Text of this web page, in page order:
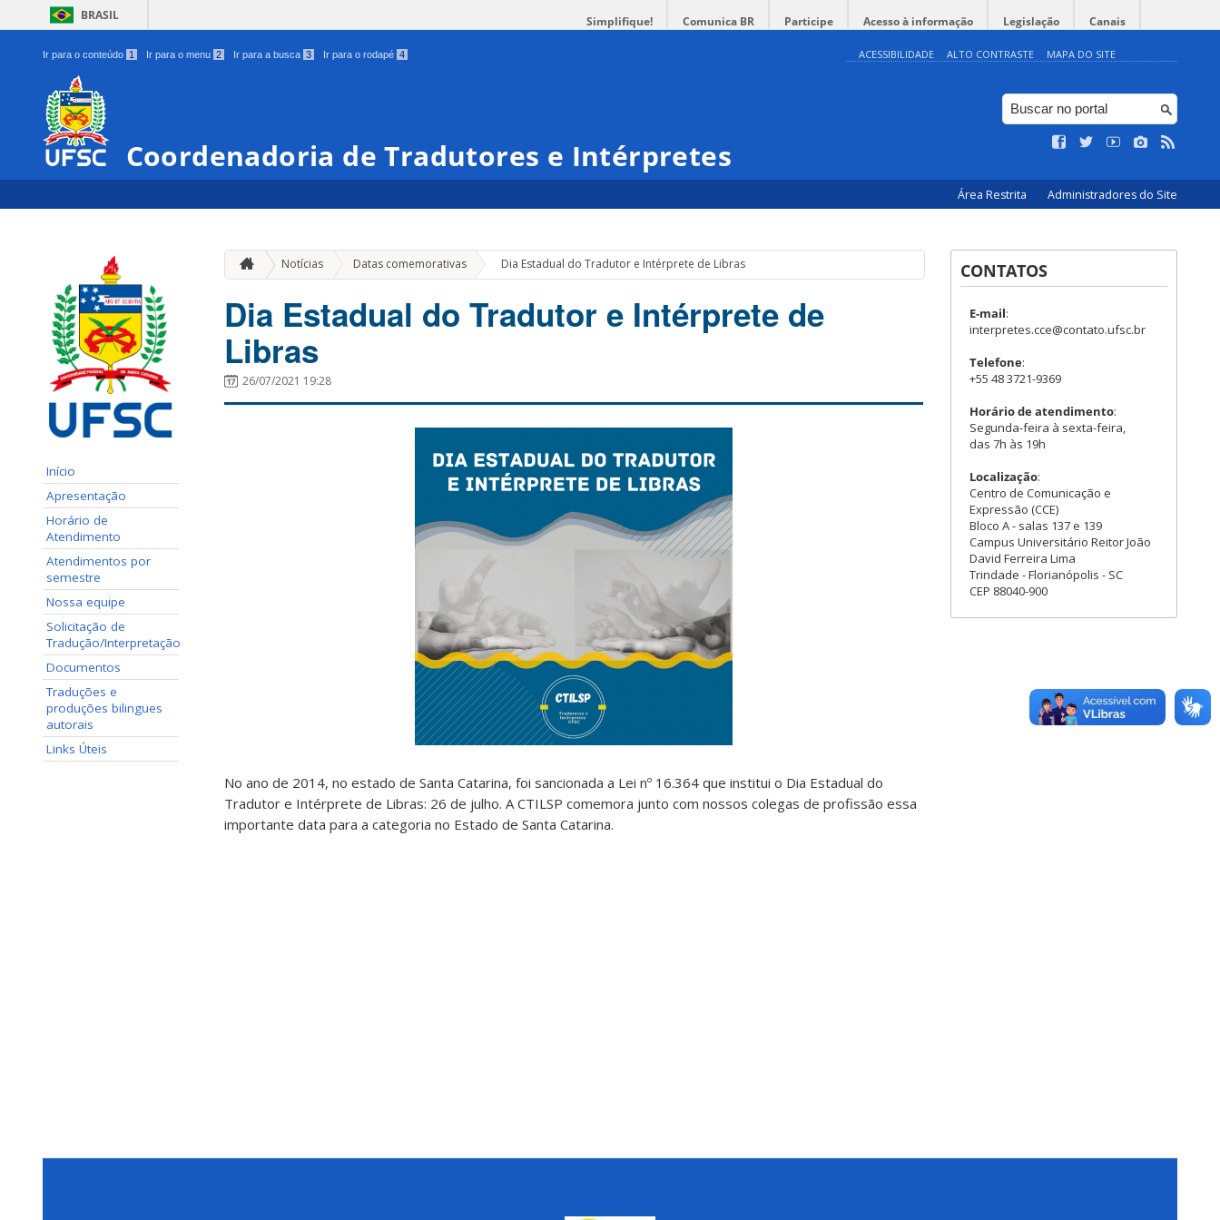
BRASIL Simplifique! Comunica BR Participe Acesso à informação Legislação Canais
Ir para o conteúdo 1 Ir para o menu 2 Ir para a busca 3 Ir para o rodapé 4 ACESSIBILIDADE ALTO CONTRASTE MAPA DO SITE
Coordenadoria de Tradutores e Intérpretes
Área Restrita Administradores do Site
Início
Apresentação
Horário de
Atendimento
Atendimentos por
semestre
Nossa equipe
Solicitação de
Tradução/Interpretação
Documentos
Traduções e
produções bilingues
autorais
Links Úteis
Notícias Datas comemorativas » Dia Estadual do Tradutor e Intérprete de Libras
Dia Estadual do Tradutor e Intérprete de
Libras
26/07/2021 19:28
No ano de 2014, no estado de Santa Catarina, foi sancionada a Lei nº 16.364 que institui o Dia Estadual do
Tradutor e Intérprete de Libras: 26 de julho. A CTILSP comemora junto com nossos colegas de profissão essa
importante data para a categoria no Estado de Santa Catarina.
CONTATOS
E-mail:
interpretes.cce@contato.ufsc.br
Telefone:
+55 48 3721-9369
Horário de atendimento:
Segunda-feira à sexta-feira,
das 7h às 19h
Localização:
Centro de Comunicação e
Expressão (CCE)
Bloco A - salas 137 e 139
Campus Universitário Reitor João
David Ferreira Lima
Trindade - Florianópolis - SC
CEP 88040-900